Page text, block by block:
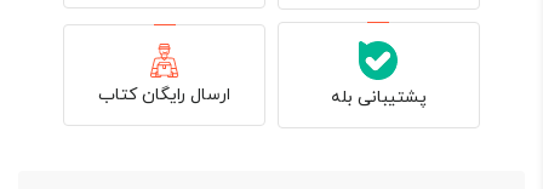
پشتیبانی بله ارسال رایگان کتاب